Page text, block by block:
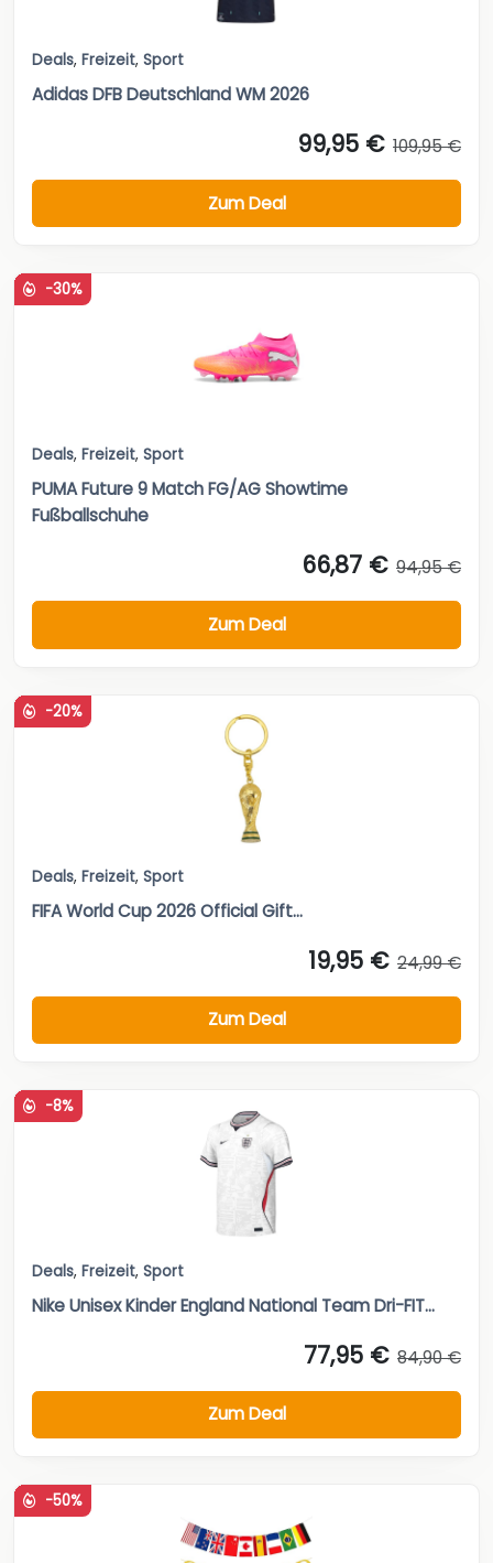
Deals, Freizeit, Sport
Adidas DFB Deutschland WM 2026
99,95 € 109,95 €
Zum Deal
-30%
Deals, Freizeit, Sport
PUMA Future 9 Match FG/AG Showtime
Fußballschuhe
66,87 € 94,95 €
Zum Deal
-20%
Deals, Freizeit, Sport
FIFA World Cup 2026 Official Gift...
19,95 € 24,99 €
Zum Deal
-8%
Deals, Freizeit, Sport
Nike Unisex Kinder England National Team Dri-FIT...
77,95 € 84,90 €
Zum Deal
-50%